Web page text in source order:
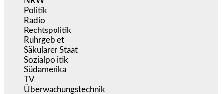
Politik
Radio
Rechtspolitik
Ruhrgebiet
Säkularer Staat
Sozialpolitik
Südamerika
TV
Überwachungstechnik